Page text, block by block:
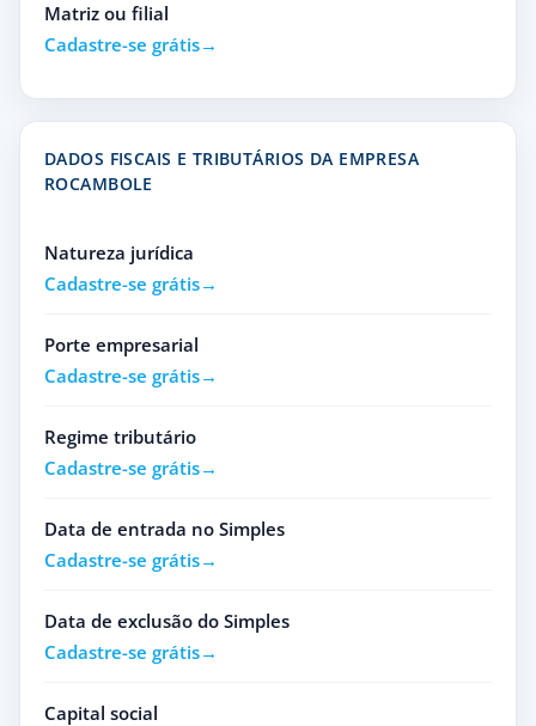
Matriz ou filial
Cadastre-se grátis
DADOS FISCAIS E TRIBUTÁRIOS DA EMPRESA
ROCAMBOLE
Natureza jurídica
Cadastre-se grátis
Porte empresarial
Cadastre-se grátis
Regime tributário
Cadastre-se grátis
Data de entrada no Simples
Cadastre-se grátis
Data de exclusão do Simples
Cadastre-se grátis
Capital social